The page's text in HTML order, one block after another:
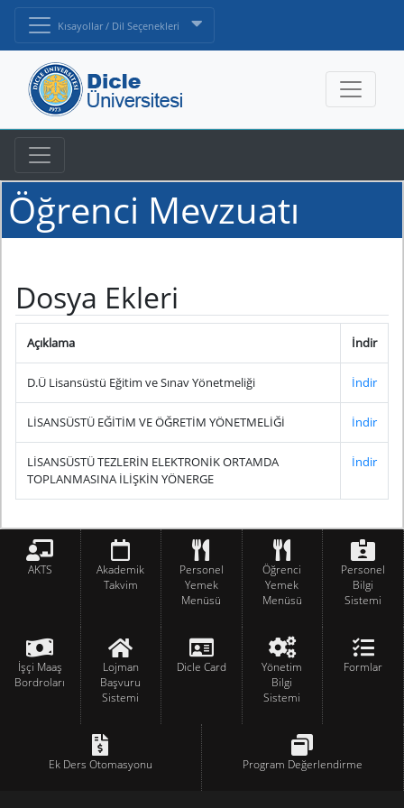
Kısayollar / Dil Seçenekleri
Öğrenci Mevzuatı
Dosya Ekleri
Açıklama İndir
D.Ü Lisansüstü Eğitim ve Sınav Yönetmeliği İndir
LİSANSÜSTÜ EĞİTİM VE ÖĞRETİM YÖNETMELİĞİ İndir
LİSANSÜSTÜ TEZLERİN ELEKTRONİK ORTAMDA
TOPLANMASINA İLİŞKİN YÖNERGE
İndir
AKTS
Akademik
Takvim
Personel
Yemek
Menüsü
Öğrenci
Yemek
Menüsü
Personel
Bilgi
Sistemi
İşçi Maaş
Bordroları
Lojman
Başvuru
Sistemi
Dicle Card
Yönetim
Bilgi
Sistemi
Formlar
Ek Ders Otomasyonu Program Değerlendirme